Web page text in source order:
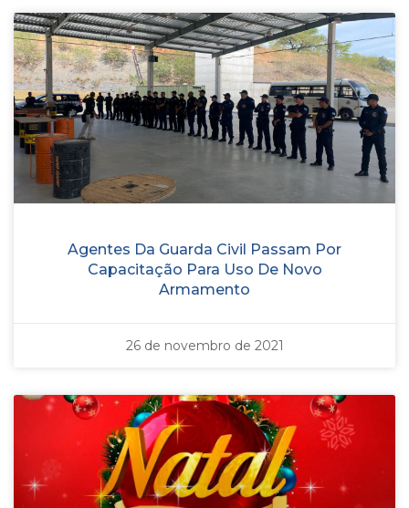
Agentes Da Guarda Civil Passam Por
Capacitação Para Uso De Novo
Armamento
26 de novembro de 2021